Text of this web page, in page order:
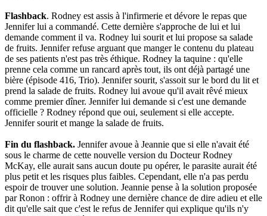
Flashback. Rodney est assis à l'infirmerie et dévore le repas que
Jennifer lui a commandé. Cette dernière s'approche de lui et lui
demande comment il va. Rodney lui sourit et lui propose sa salade
de fruits. Jennifer refuse arguant que manger le contenu du plateau
de ses patients n'est pas très éthique. Rodney la taquine : qu'elle
prenne cela comme un rancard après tout, ils ont déjà partagé une
bière (épisode 416, Trio). Jennifer sourit, s'assoit sur le bord du lit et
prend la salade de fruits. Rodney lui avoue qu'il avait rêvé mieux
comme premier dîner. Jennifer lui demande si c'est une demande
officielle ? Rodney répond que oui, seulement si elle accepte.
Jennifer sourit et mange la salade de fruits.
Fin du flashback. Jennifer avoue à Jeannie que si elle n'avait été
sous le charme de cette nouvelle version du Docteur Rodney
McKay, elle aurait sans aucun doute pu opérer, le parasite aurait été
plus petit et les risques plus faibles. Cependant, elle n'a pas perdu
espoir de trouver une solution. Jeannie pense à la solution proposée
par Ronon : offrir à Rodney une dernière chance de dire adieu et elle
dit qu'elle sait que c'est le refus de Jennifer qui explique qu'ils n'y